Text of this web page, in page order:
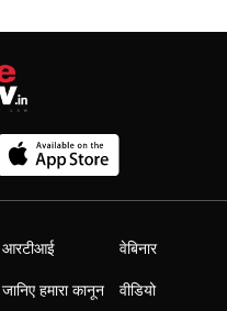
आरटीआई
जानिए हमारा कानून
वेबिनार
वीडियो